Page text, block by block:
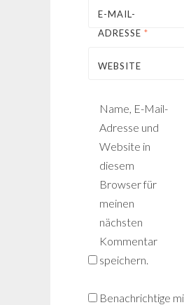
E-MAIL-
ADRESSE *
WEBSITE
Name, E-Mail-
Adresse und
Website in
diesem
Browser für
meinen
nächsten
Kommentar
speichern.
Benachrichtige